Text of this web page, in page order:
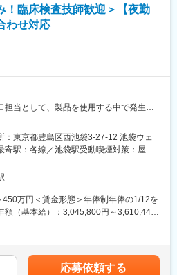
るシステムを完備
定性とシナジー効果
率
に拡大を続けています。
る業務
外部就労型は、就業前に派遣先との面
割を理解したうえでキャリアを選択でき
」を考えながら主体的にキャリア形成
環境で勤務いただくため、過度な残業
と同様の教育・研修を受講できる機会
がら成長することができる環境です。
大手のクオールHD傘下：
調剤薬局チェーンを展開するクオールの
業の一層の拡充を図るため、クオール
。
。キャリア形成に熱い営業担当がいる為
ます。1か月に1回を目安にメンターとの
！臨床検査技師歓迎＞【夜勤
わせ対応
担当として、製品を使用する中で発生す
に対するお問合せ電話対応
門への取次業務など
で働く、臨床検査技師からのお問合せが
くトラブルシューティング
記録から適切な回答を導き出し、お客様
：東京都豊島区西池袋3-27-12 池袋ウェ
寄駅：各線／池袋駅受動喫煙対策：屋内
社の定める事業所
450万円＜賃金形態＞年俸制年俸の1/12を
額（基本給）：3,045,800円～3,610,440
与補足＞■昇給：能力評価年1回（目標管
応募依頼する